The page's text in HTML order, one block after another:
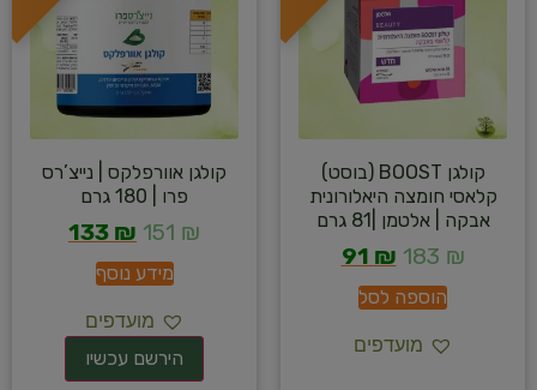
קולגן BOOST (בוסט)
קלאסי חומצה היאלורונית
אבקה | אלטמן |81 גרם
183 ₪
91 ₪
הוספה לסל
מועדפים
קולגן אוורפלקס | נייצ’רס
פרו | 180 גרם
151 ₪
133 ₪
מידע נוסף
מועדפים